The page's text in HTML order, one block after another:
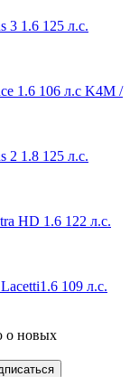
3 1.6 125 л.с.
1.6 106 л.с K4M /
2 1.8 125 л.с.
HD 1.6 122 л.с.
109 л.с.
о новых